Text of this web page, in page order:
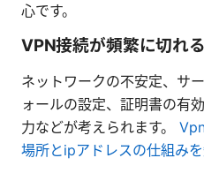
心です。
VPN接続が頻繁に切れ
ネットワークの不安定、サ
ォールの設定、証明書の有
力などが考えられます。
場所とipアドレスの仕組み